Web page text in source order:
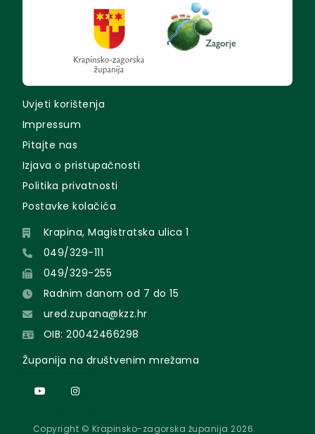
Uvjeti korištenja
Impressum
Pitajte nas
Izjava o pristupačnosti
Politika privatnosti
Postavke kolačića
Krapina, Magistratska ulica 1
049/329-111
049/329-255
Radnim danom od 7 do 15
ured.zupana@kzz.hr
OIB: 20042466298
Županija na društvenim mrežama
Copyright © Krapinsko-zagorska županija 2026.